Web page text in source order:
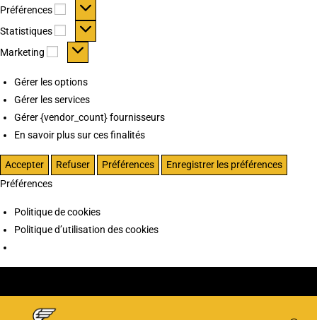
Préférences
Préférences
Statistiques Statistiques
Marketing Marketing
Gérer les options
Gérer les services
Gérer {vendor_count} fournisseurs
En savoir plus sur ces finalités
Accepter Refuser Préférences
Enregistrer les préférences
Préférences
Politique de cookies
Politique d’utilisation des cookies